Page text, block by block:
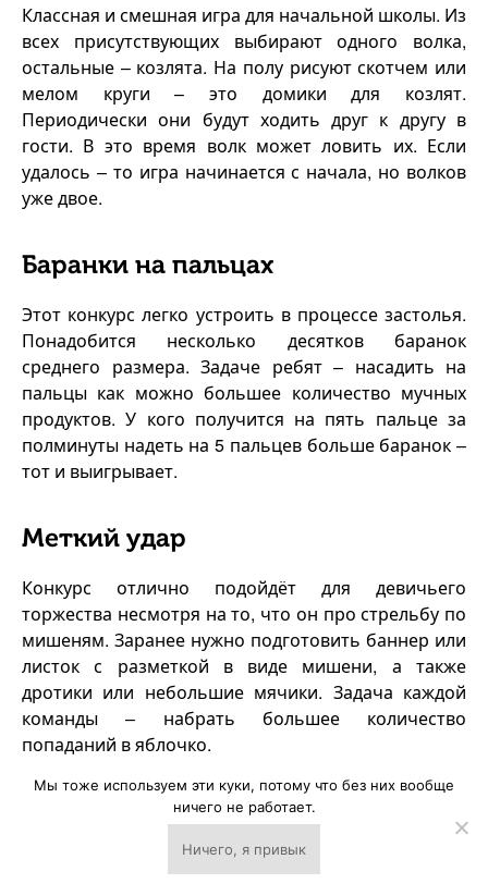
Классная и смешная игра для начальной школы. Из
всех присутствующих выбирают одного волка,
остальные – козлята. На полу рисуют скотчем или
мелом круги – это домики для козлят.
Периодически они будут ходить друг к другу в
гости. В это время волк может ловить их. Если
удалось – то игра начинается с начала, но волков
уже двое.
Баранки на пальцах
Этот конкурс легко устроить в процессе застолья.
Понадобится несколько десятков баранок
среднего размера. Задаче ребят – насадить на
пальцы как можно большее количество мучных
продуктов. У кого получится на пять пальце за
полминуты надеть на 5 пальцев больше баранок –
тот и выигрывает.
Меткий удар
Конкурс отлично подойдёт для девичьего
торжества несмотря на то, что он про стрельбу по
мишеням. Заранее нужно подготовить баннер или
листок с разметкой в виде мишени, а также
дротики или небольшие мячики. Задача каждой
команды – набрать большее количество
попаданий в яблочко.
Канатоходцы
Короткий и забавный конкурс для любой
Мы тоже используем эти куки, потому что без них вообще
ничего не работает.
Ничего, я привык